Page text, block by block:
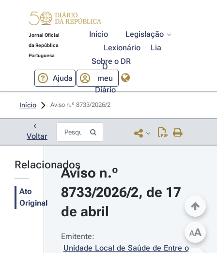
Jornal Oficial
da República
Portuguesa
Início
Legislação
Lexionário
Lia
Sobre o DR
Ajuda
O
meu
Diário
Início Aviso n.º 8733/2026/2
Voltar
Relacionados
Ato
Original
Aviso n.º
8733/2026/2, de 17
de abril
Emitente:
Unidade Local de Saúde de Entre o
AA